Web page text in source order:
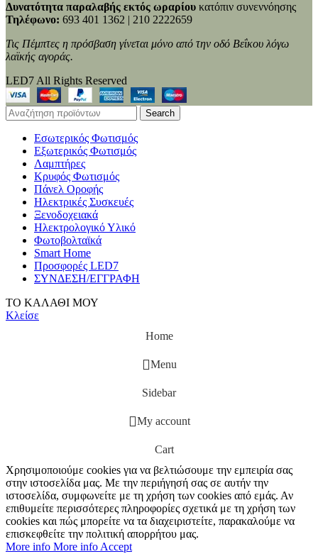
Δυνατότητα παραλαβής εκτός ωραρίου κατόπιν συνεννόησης
Τηλέφωνο: 693 401 1362 | 210 2222659
Τις Πέμπτες η πρόσβαση γίνεται μόνο από την οδό Βεΐκου λόγω
λαϊκής αγοράς.
LED7 All Rights Reserved
Search
Εσωτερικός Φωτισμός
Εξωτερικός Φωτισμός
Λαμπτήρες
Κρυφός Φωτισμός
Πάνελ Οροφής
Ηλεκτρικές Συσκευές
Ξενοδοχειακά
Ηλεκτρολογικό Υλικό
Φωτοβολταϊκά
Smart Home
Προσφορές LED7
ΣΥΝΔΕΣΗ/ΕΓΓΡΑΦΗ
ΤΟ ΚΑΛΑΘΙ ΜΟΥ
Κλείσε
Home
Menu
Sidebar
My account
Cart
Χρησιμοποιούμε cookies για να βελτιώσουμε την εμπειρία σας
στην ιστοσελίδα μας. Με την περιήγησή σας σε αυτήν την
ιστοσελίδα, συμφωνείτε με τη χρήση των cookies από εμάς. Αν
επιθυμείτε περισσότερες πληροφορίες σχετικά με τη χρήση των
cookies και πώς μπορείτε να τα διαχειριστείτε, παρακαλούμε να
επισκεφθείτε την πολιτική απορρήτου μας.
More info More info Accept